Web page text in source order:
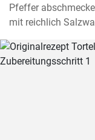
Pfeffer
mit reichlich